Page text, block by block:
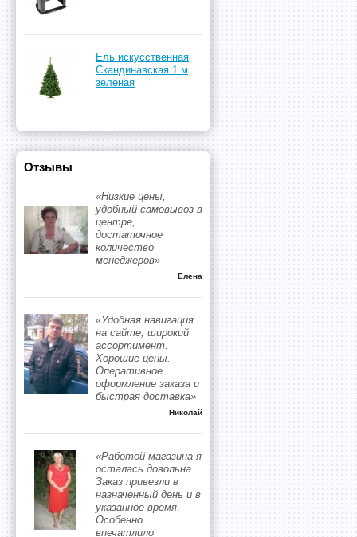
Ель искусственная
Скандинавская 1 м
зеленая
Отзывы
«Низкие цены,
удобный самовывоз в
центре,
достаточное
количество
менеджеров»
Елена
«Удобная навигация
на сайте, широкий
ассортимент.
Хорошие цены.
Оперативное
оформление заказа и
быстрая доставка»
Николай
«Работой магазина я
осталась довольна.
Заказ привезли в
назначенный день и в
указанное время.
Особенно
впечатлило